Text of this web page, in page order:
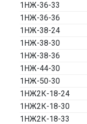
1НЖ-36-33
1НЖ-36-36
1НЖ-38-24
1НЖ-38-30
1НЖ-38-36
1НЖ-44-30
1НЖ-50-30
1НЖ2К-18-24
1НЖ2К-18-30
1НЖ2К-18-33